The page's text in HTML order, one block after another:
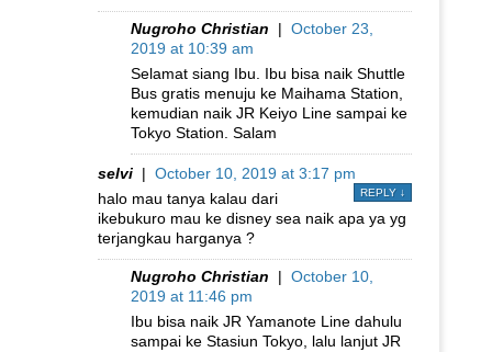
Nugroho Christian | October 23,
2019 at 10:39 am
Selamat siang Ibu. Ibu bisa naik Shuttle
Bus gratis menuju ke Maihama Station,
kemudian naik JR Keiyo Line sampai ke
Tokyo Station. Salam
selvi | October 10, 2019 at 3:17 pm
REPLY ↓
halo mau tanya kalau dari
ikebukuro mau ke disney sea naik apa ya yg
terjangkau harganya ?
Nugroho Christian | October 10,
2019 at 11:46 pm
Ibu bisa naik JR Yamanote Line dahulu
sampai ke Stasiun Tokyo, lalu lanjut JR